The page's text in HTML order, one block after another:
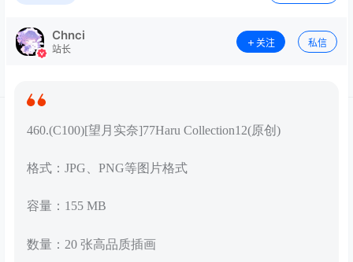
Chnci
站长
关注 私信
460.(C100)[望月实奈]77Haru Collection12(原创)
格式：JPG、PNG等图片格式
容量：155 MB
数量：20 张高品质插画